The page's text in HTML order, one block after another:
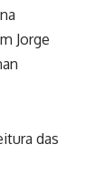
Jorge
das